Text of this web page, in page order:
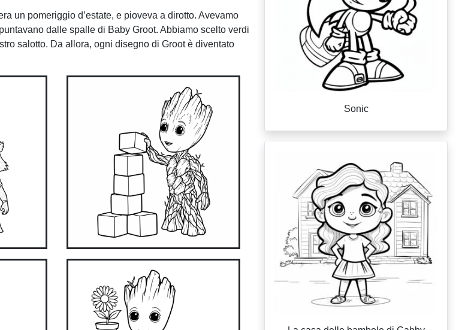
un pomeriggio d’estate, e pioveva a dirotto. Avevamo
dalle spalle di Baby Groot. Abbiamo scelto verdi
salotto. Da allora, ogni disegno di Groot è diventato
Sonic